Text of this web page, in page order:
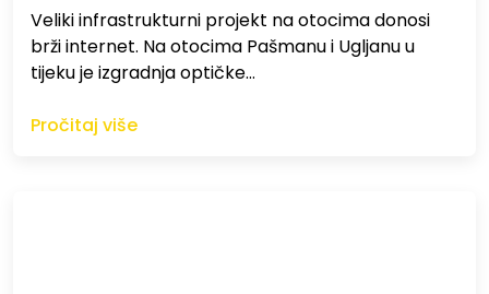
Veliki infrastrukturni projekt na otocima donosi
brži internet. Na otocima Pašmanu i Ugljanu u
tijeku je izgradnja optičke…
Pročitaj više